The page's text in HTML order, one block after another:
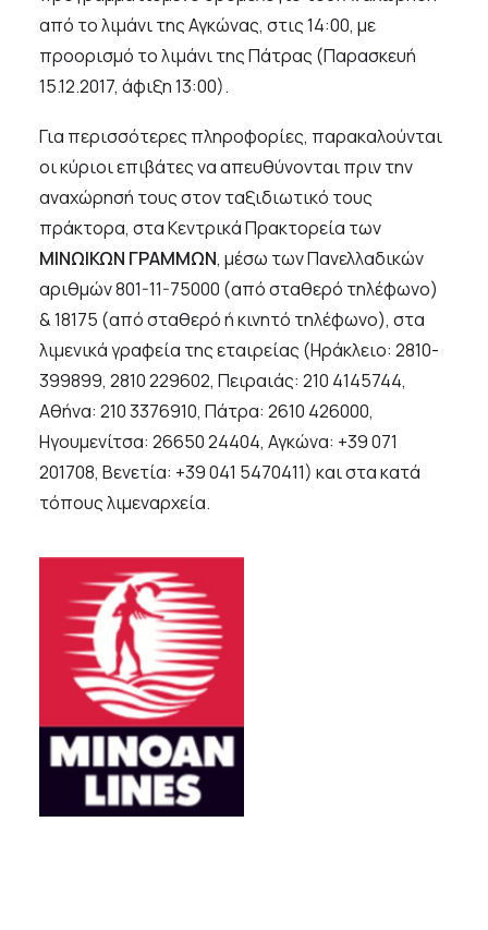
από το λιμάνι της Αγκώνας, στις 14:00, με
προορισμό το λιμάνι της Πάτρας (Παρασκευή
15.12.2017, άφιξη 13:00).
Για περισσότερες πληροφορίες, παρακαλούνται
οι κύριοι επιβάτες να απευθύνονται πριν την
αναχώρησή τους στον ταξιδιωτικό τους
πράκτορα, στα Κεντρικά Πρακτορεία των
ΜΙΝΩΙΚΩΝ ΓΡΑΜΜΩΝ, μέσω των Πανελλαδικών
αριθμών 801-11-75000 (από σταθερό τηλέφωνο)
& 18175 (από σταθερό ή κινητό τηλέφωνο), στα
λιμενικά γραφεία της εταιρείας (Ηράκλειο: 2810-
399899, 2810 229602, Πειραιάς: 210 4145744,
Αθήνα: 210 3376910, Πάτρα: 2610 426000,
Ηγουμενίτσα: 26650 24404, Αγκώνα: +39 071
201708, Βενετία: +39 041 5470411) και στα κατά
τόπους λιμεναρχεία.